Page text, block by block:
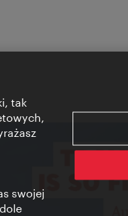
tak
swojej